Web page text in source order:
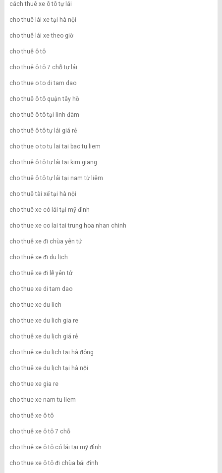
cách thuê xe ô tô tự lái
cho thuê lái xe tại hà nội
cho thuê lái xe theo giờ
cho thuê ô tô
cho thuê ô tô 7 chỗ tự lái
cho thue o to di tam dao
cho thuê ô tô quận tây hồ
cho thuê ô tô tại linh đàm
cho thuê ô tô tự lái giá rẻ
cho thue o to tu lai tai bac tu liem
cho thuê ô tô tự lái tại kim giang
cho thuê ô tô tự lái tại nam từ liêm
cho thuê tài xế tại hà nội
cho thuê xe có lái tại mỹ đình
cho thue xe co lai tai trung hoa nhan chinh
cho thuê xe đi chùa yên tử
cho thuê xe đi du lịch
cho thuê xe đi lễ yên tử
cho thue xe di tam dao
cho thue xe du lich
cho thue xe du lich gia re
cho thuê xe du lịch giá rẻ
cho thuê xe du lịch tại hà đông
cho thuê xe du lịch tại hà nội
cho thue xe gia re
cho thue xe nam tu liem
cho thuê xe ô tô
cho thuê xe ô tô 7 chỗ
cho thuê xe ô tô có lái tại mỹ đình
cho thue xe ô tô đi chùa bái đính